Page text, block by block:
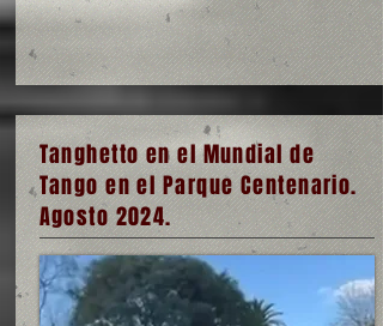
Tanghetto en el Mundial de
Tango en el Parque Centenario.
Agosto 2024.